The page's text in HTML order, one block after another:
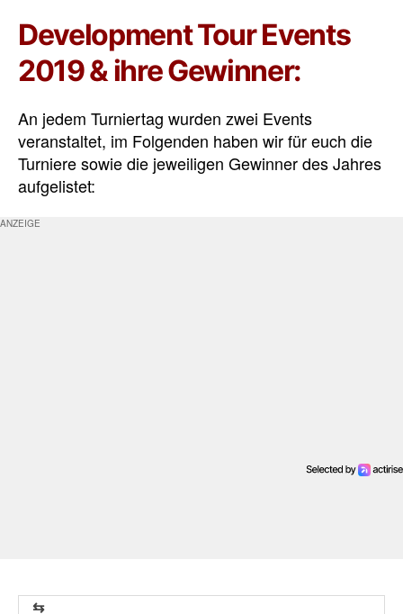
Development Tour Events
2019 & ihre Gewinner:
An jedem Turniertag wurden zwei Events
veranstaltet, im Folgenden haben wir für euch die
Turniere sowie die jeweiligen Gewinner des Jahres
aufgelistet: